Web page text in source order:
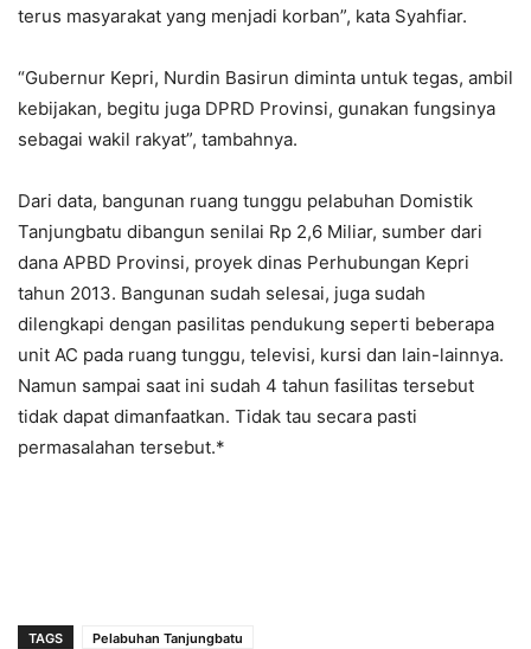
terus masyarakat yang menjadi korban”, kata Syahfiar.
“Gubernur Kepri, Nurdin Basirun diminta untuk tegas, ambil
kebijakan, begitu juga DPRD Provinsi, gunakan fungsinya
sebagai wakil rakyat”, tambahnya.
Dari data, bangunan ruang tunggu pelabuhan Domistik
Tanjungbatu dibangun senilai Rp 2,6 Miliar, sumber dari
dana APBD Provinsi, proyek dinas Perhubungan Kepri
tahun 2013. Bangunan sudah selesai, juga sudah
dilengkapi dengan pasilitas pendukung seperti beberapa
unit AC pada ruang tunggu, televisi, kursi dan lain-lainnya.
Namun sampai saat ini sudah 4 tahun fasilitas tersebut
tidak dapat dimanfaatkan. Tidak tau secara pasti
permasalahan tersebut.*
TAGS Pelabuhan Tanjungbatu